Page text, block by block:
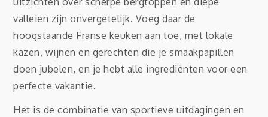
valleien zijn onvergetelijk. Voeg daar de
hoogstaande Franse keuken aan toe, met lokale
kazen, wijnen en gerechten die je smaakpapillen
doen jubelen, en je hebt alle ingrediënten voor een
perfecte vakantie.
Het is de combinatie van sportieve uitdagingen en